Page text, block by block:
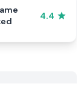
4.4